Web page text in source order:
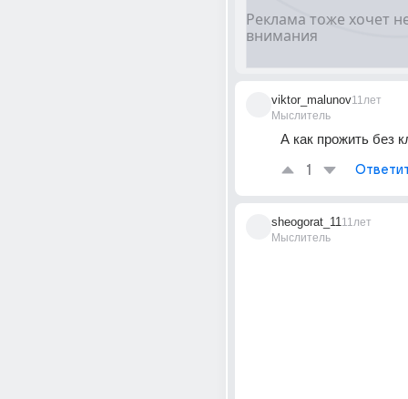
viktor_malunov
Мыслитель
11лет
А как прожить без
1
sheogorat_11
Мыслитель
11лет